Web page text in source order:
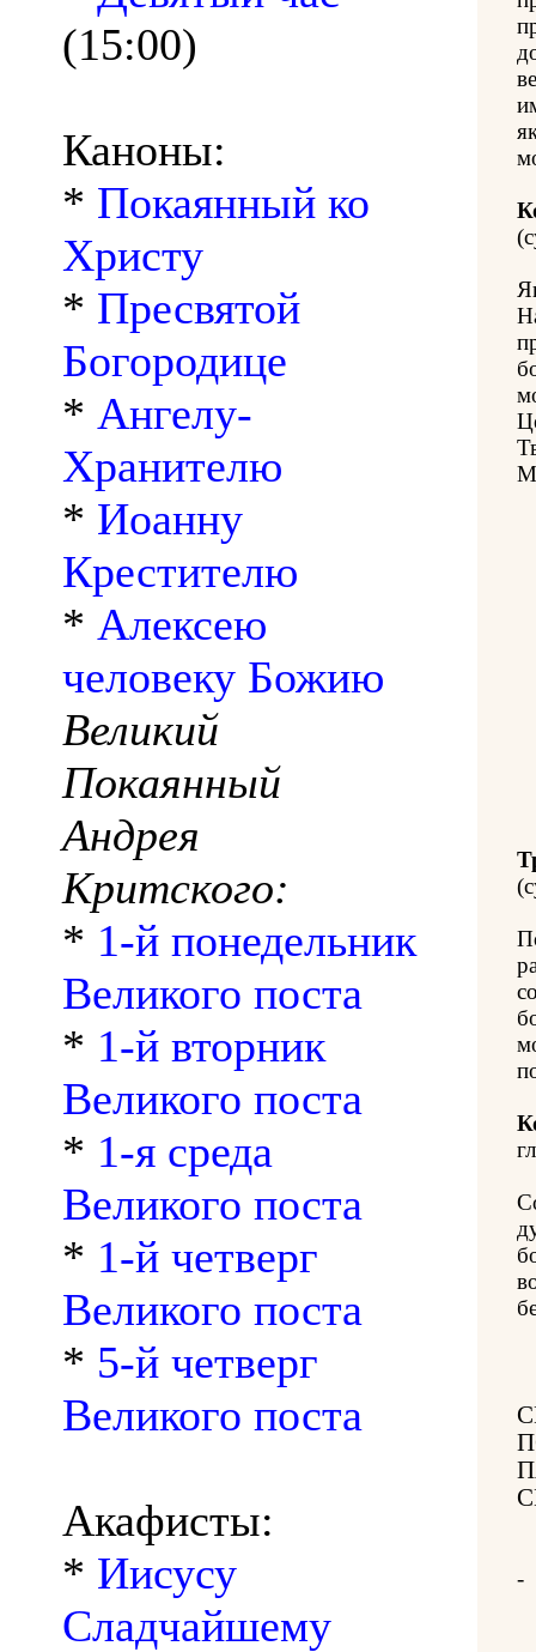
(15:00)
Каноны:
* Покаянный ко
Христу
* Пресвятой
Богородице
* Ангелу-
Хранителю
* Иоанну
Крестителю
* Алексею
человеку Божию
Великий
Покаянный
Андрея
Критского:
* 1-й понедельник
Великого поста
* 1-й вторник
Великого поста
* 1-я среда
Великого поста
* 1-й четверг
Великого поста
* 5-й четверг
Великого поста
Акафисты:
* Иисусу
Сладчайшему
-